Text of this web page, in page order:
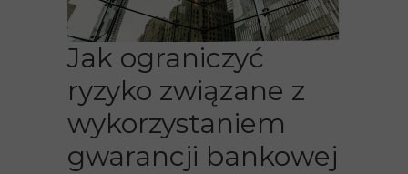
Jak ograniczyć
ryzyko związane z
wykorzystaniem
gwarancji bankowej